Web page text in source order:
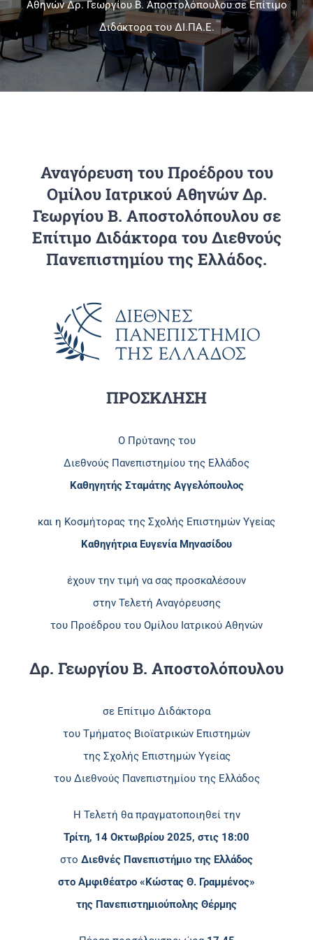
Πανεπιστημιακές Μονάδες
Αθηνών Δρ. Γεωργίου Β. Αποστολόπουλου σε Επίτιμο
Διδάκτορα του ΔΙ.ΠΑ.Ε.
Αναγόρευση του Προέδρου του
Ομίλου Ιατρικού Αθηνών Δρ.
Γεωργίου Β. Αποστολόπουλου σε
Επίτιμο Διδάκτορα του Διεθνούς
Πανεπιστημίου της Ελλάδος.
ΠΡΟΣΚΛΗΣΗ
Ο Πρύτανης του
Διεθνούς Πανεπιστημίου της Ελλάδος
Καθηγητής Σταμάτης Αγγελόπουλος
και η Κοσμήτορας της Σχολής Επιστημών Υγείας
Καθηγήτρια Ευγενία Μηνασίδου
έχουν την τιμή να σας προσκαλέσουν
στην Τελετή Αναγόρευσης
του Προέδρου του Ομίλου Ιατρικού Αθηνών
Δρ. Γεωργίου Β. Αποστολόπουλου
σε Επίτιμο Διδάκτορα
του Τμήματος Βιοϊατρικών Επιστημών
της Σχολής Επιστημών Υγείας
του Διεθνούς Πανεπιστημίου της Ελλάδος
Η Τελετή θα πραγματοποιηθεί την
Τρίτη, 14 Οκτωβρίου 2025, στις 18:00
στο Διεθνές Πανεπιστήμιο της Ελλάδος
στο Αμφιθέατρο «Κώστας Θ. Γραμμένος»
της Πανεπιστημιούπολης Θέρμης